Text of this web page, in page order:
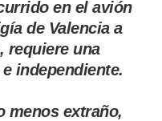
en el avión
de Valencia a
requiere una
independiente.
menos extraño,